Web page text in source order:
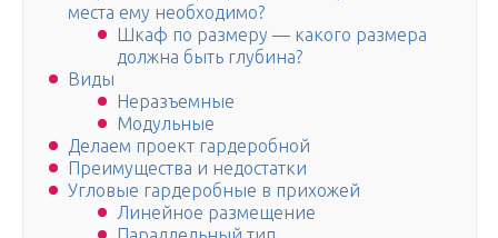
места ему необходимо?
Шкаф по размеру — какого размера
должна быть глубина?
Виды
Неразъемные
Модульные
Делаем проект гардеробной
Преимущества и недостатки
Угловые гардеробные в прихожей
Линейное размещение